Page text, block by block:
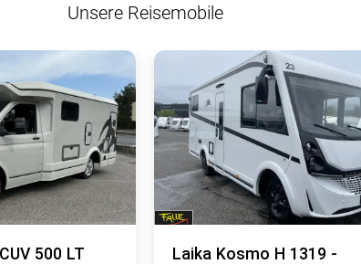
Unsere Reisemobile
500 LT
Laika Kosmo H 1319 -